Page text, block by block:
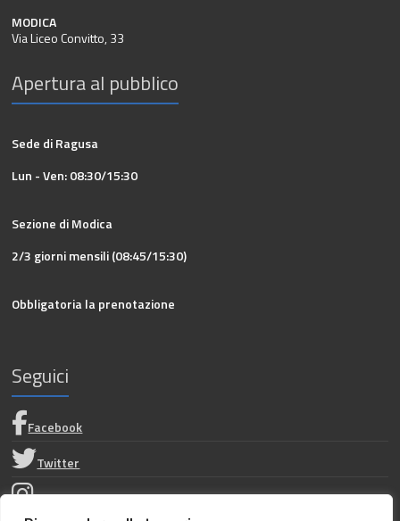
MODICA
Via Liceo Convitto, 33
Apertura al pubblico
Sede di Ragusa
Lun - Ven: 08:30/15:30
Sezione di Modica
2/3 giorni mensili (08:45/15:30)
Obbligatoria la prenotazione
Seguici
Facebook
Twitter
Instagram